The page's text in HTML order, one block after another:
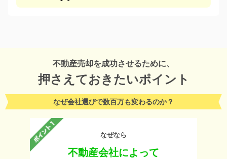
不動産売却を成功させるために、
押さえておきたいポイント
なぜ会社選びで数百万も変わるのか？
なぜなら
不動産会社によって